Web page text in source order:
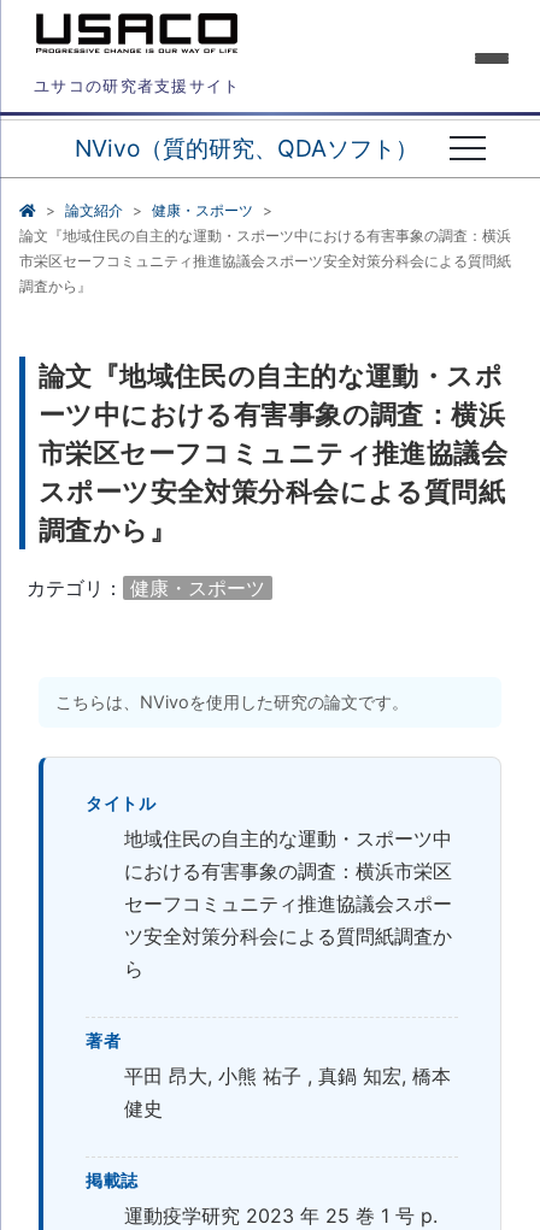
ユサコの研究者支援サイト
NVivo（質的研究、QDAソフト）
論文紹介
健康・スポーツ
論文『地域住民の自主的な運動・スポーツ中における有害事象の調査：横浜
市栄区セーフコミュニティ推進協議会スポーツ安全対策分科会による質問紙
調査から』
論文『地域住民の自主的な運動・スポ
ーツ中における有害事象の調査：横浜
市栄区セーフコミュニティ推進協議会
スポーツ安全対策分科会による質問紙
調査から』
カテゴリ： 健康・スポーツ
こちらは、NVivoを使用した研究の論文です。
タイトル
地域住民の自主的な運動・スポーツ中
における有害事象の調査：横浜市栄区
セーフコミュニティ推進協議会スポー
ツ安全対策分科会による質問紙調査か
ら
著者
平田 昂大, 小熊 祐子 , 真鍋 知宏, 橋本
健史
掲載誌
運動疫学研究 2023 年 25 巻 1 号 p.